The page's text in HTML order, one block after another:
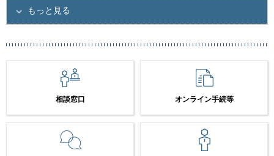
もっと見る
相談窓口 オンライン手続等